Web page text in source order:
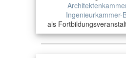
Ingenieurkammer-
als